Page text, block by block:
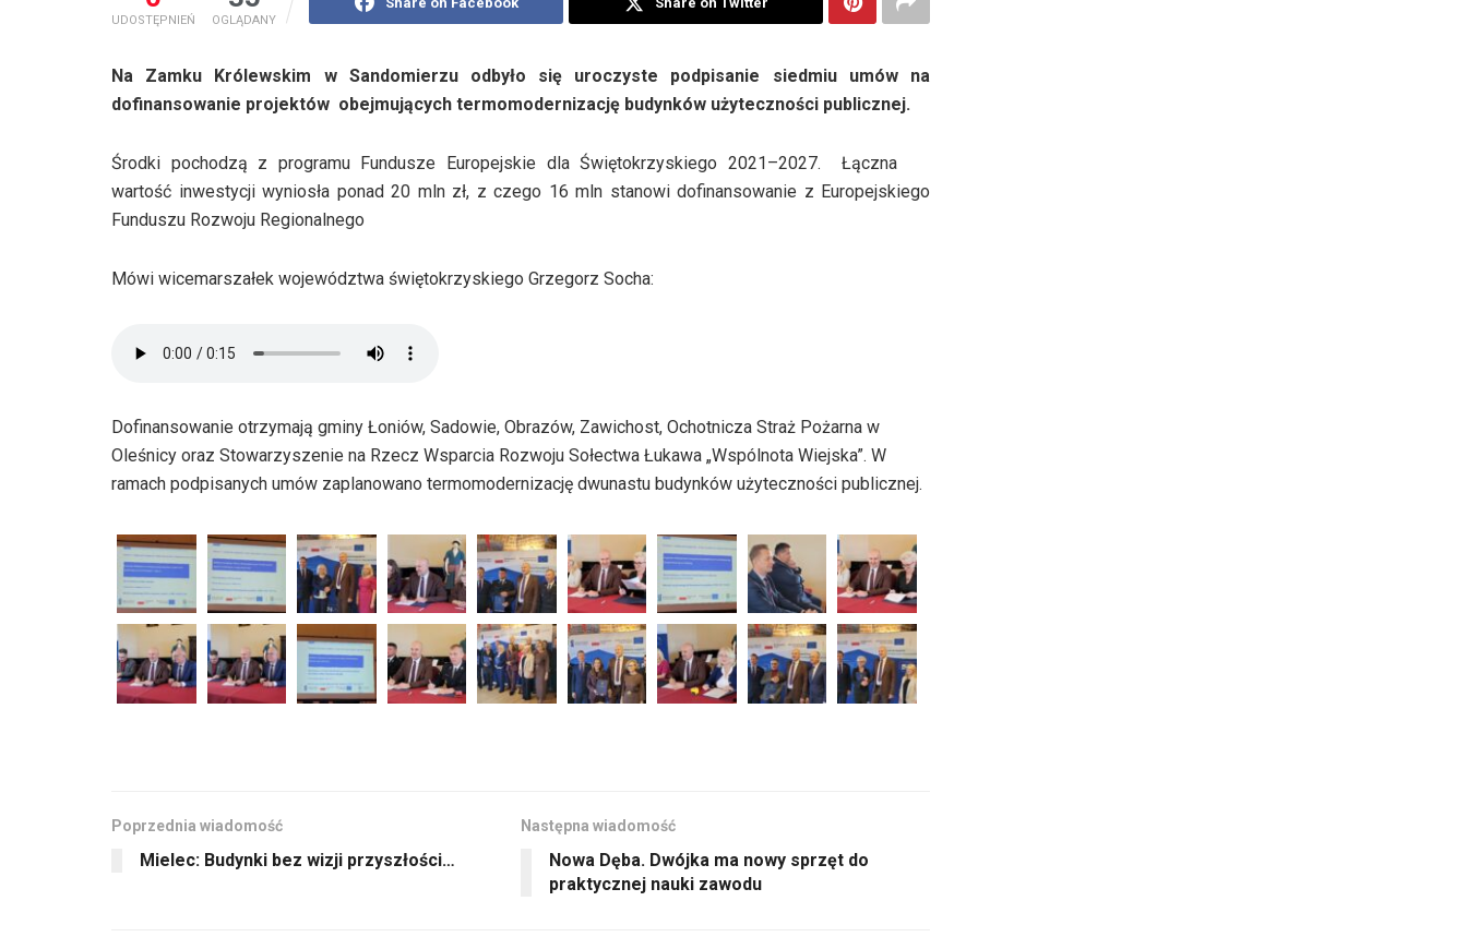
UDOSTĘPNIEŃ OGLĄDANY
Na Zamku Królewskim w Sandomierzu odbyło się uroczyste podpisanie siedmiu umów na
dofinansowanie projektów obejmujących termomodernizację budynków użyteczności publicznej.
Środki pochodzą z programu Fundusze Europejskie dla Świętokrzyskiego 2021–2027. Łączna
wartość inwestycji wyniosła ponad 20 mln zł, z czego 16 mln stanowi dofinansowanie z Europejskiego
Funduszu Rozwoju Regionalnego
Mówi wicemarszałek województwa świętokrzyskiego Grzegorz Socha:
Dofinansowanie otrzymają gminy Łoniów, Sadowie, Obrazów, Zawichost, Ochotnicza Straż Pożarna w
Oleśnicy oraz Stowarzyszenie na Rzecz Wsparcia Rozwoju Sołectwa Łukawa „Wspólnota Wiejska”. W
ramach podpisanych umów zaplanowano termomodernizację dwunastu budynków użyteczności publicznej.
Poprzednia wiadomość
Mielec: Budynki bez wizji przyszłości…
Następna wiadomość
Nowa Dęba. Dwójka ma nowy sprzęt do
praktycznej nauki zawodu